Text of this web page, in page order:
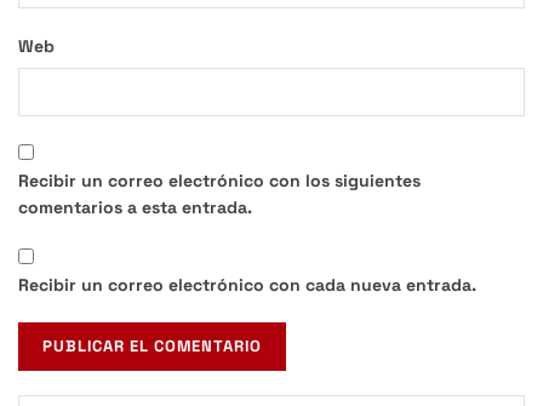
Web
Recibir un correo electrónico con los siguientes
comentarios a esta entrada.
Recibir un correo electrónico con cada nueva entrada.